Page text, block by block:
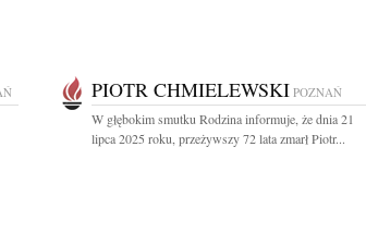
PIOTR CHMIELEWSKI POZNAŃ
W głębokim smutku Rodzina informuje, że dnia 21
lipca 2025 roku, przeżywszy 72 lata zmarł Piotr...